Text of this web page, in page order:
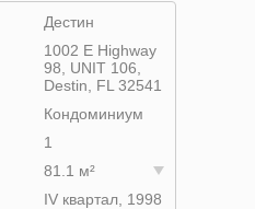
Дестин
1002 E Highway
98, UNIT 106,
Destin, FL 32541
Кондоминиум
1
81.1 м²
IV квартал, 1998